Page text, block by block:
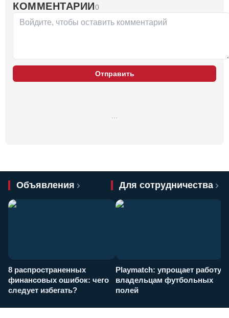
КОММЕНТАРИИ0
Отправить
…
Объявления Для сотрудничества
8 распространенных
финансовых ошибок: чего
следует избегать?
Playmatch: упрощает работу
владельцам футбольных
полей